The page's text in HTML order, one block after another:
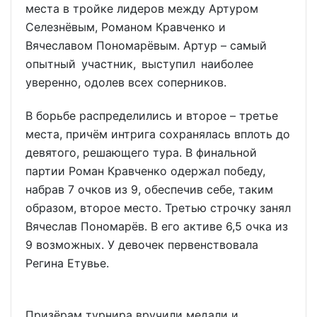
места в тройке лидеров между Артуром
Селезнёвым, Романом Кравченко и
Вячеславом Пономарёвым. Артур – самый
опытный участник, выступил наиболее
уверенно, одолев всех соперников.
В борьбе распределились и второе – третье
места, причём интрига сохранялась вплоть до
девятого, решающего тура. В финальной
партии Роман Кравченко одержал победу,
набрав 7 очков из 9, обеспечив себе, таким
образом, второе место. Третью строчку занял
Вячеслав Пономарёв. В его активе 6,5 очка из
9 возможных. У девочек первенствовала
Регина Етувье.